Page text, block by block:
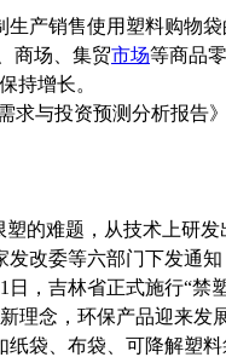
销售使用塑料购物
商场、集贸市场等商品
持增长。
求与投资预测分析报告
难题，从技术上研发
委等六部门下发通
，吉林省正式施行“
理念，环保产品迎来发
、布袋、可降解塑料